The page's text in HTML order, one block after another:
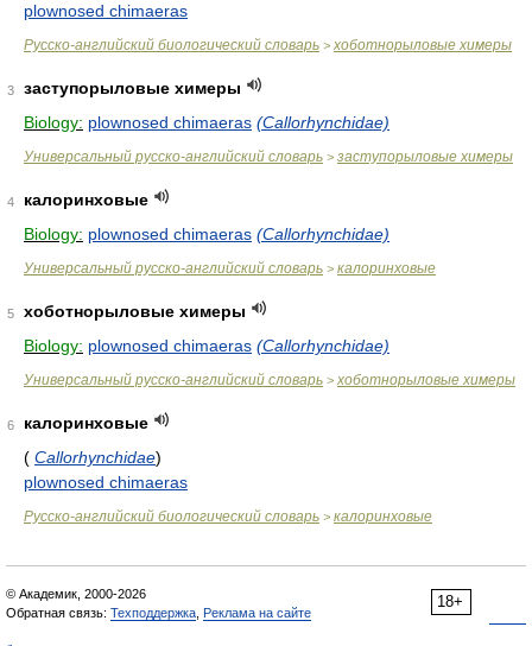
plownosed chimaeras
Русско-английский биологический словарь > хоботнорыловые химеры
3
заступорыловые химеры
Biology: plownosed chimaeras (Callorhynchidae)
Универсальный русско-английский словарь > заступорыловые химеры
4
калоринховые
Biology: plownosed chimaeras (Callorhynchidae)
Универсальный русско-английский словарь > калоринховые
5
хоботнорыловые химеры
Biology: plownosed chimaeras (Callorhynchidae)
Универсальный русско-английский словарь > хоботнорыловые химеры
6
калоринховые
( Callorhynchidae)
plownosed chimaeras
Русско-английский биологический словарь > калоринховые
18+
© Академик, 2000-2026
Обратная связь: Техподдержка Реклама на сайте